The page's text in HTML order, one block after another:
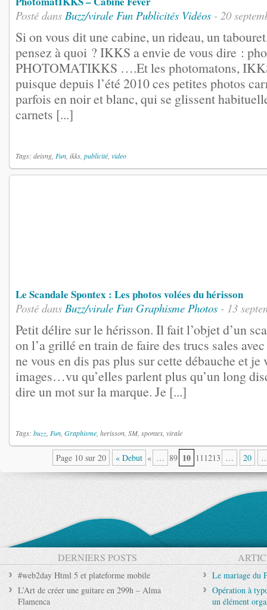
Posté dans Buzz/virale Fun Publicités Vidéos - 20
Si on vous dit une cabine, un rideau, un
pensez à quoi ? IKKS a envie de vous dire :
PHOTOMATIKKS ….Et les photomatons,
puisque depuis l’été 2010 ces petites photos
parfois en noir et blanc, qui se glissent
carnets [...]
Tags: deisng, Fun , ikks, publicité video
Le Scandale Spontex : Les photos volées du hérisson
Posté dans Buzz/virale Fun Graphisme Photos - 13
Petit délire sur le hérisson. Il fait l’objet d’un
on l’a grillé en train de faire des trucs sales
ne vous en dis pas plus sur cette débauche et je
images…vu qu’elles parlent plus qu’un long
dire un mot sur la marque. Je [...]
Tags: buzz Fun Graphisme , herisson, SM, spontex, virale
Page 10 sur 20 « Debut « … 89 10 111213 … 20
DERNIERS POSTS
#web2day Html 5 et plateforme mobile
L’Art de créer une guitare en 299h – Alma
Flamenca
Le mariage du
Opération à
un élément